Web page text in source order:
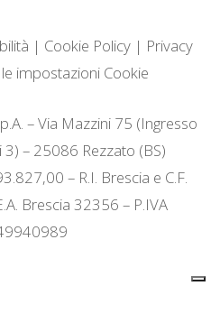
| Cookie Policy| Privacy
impostazioni Cookie
– Via Mazzini 75 (Ingresso
3) – 25086 Rezzato (BS)
– R.I. Brescia e C.F.
Brescia 32356 – P.IVA